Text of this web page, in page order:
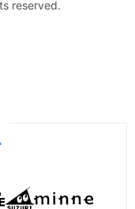
reserved.